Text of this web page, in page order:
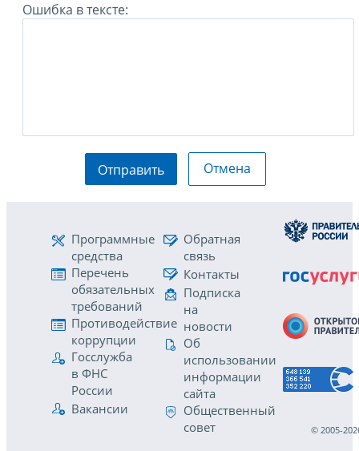
Ошибка в тексте:
Отправить Отмена
Программные
средства
Перечень
обязательных
требований
Противодействие
коррупции
Госслужба
в ФНС
России
Вакансии
Обратная
связь
Контакты
Подписка
на
новости
Об
использовании
информации
сайта
Общественный
совет
© 2005-